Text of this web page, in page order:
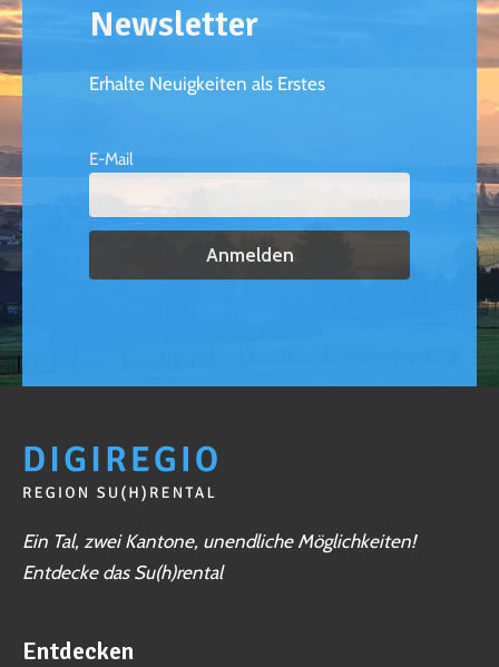
Newsletter
Erhalte Neuigkeiten als Erstes
E-Mail
Ein Tal, zwei Kantone, unendliche Möglichkeiten!
Entdecke das Su(h)rental
Entdecken